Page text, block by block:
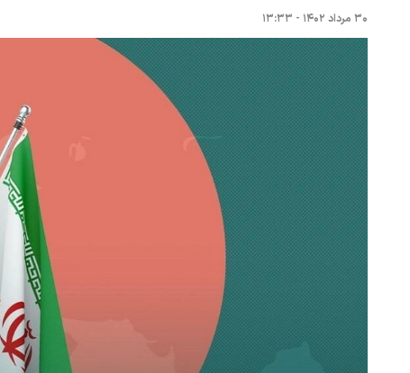
۳۰ مرداد ۱۴۰۲ - ۱۳:۳۳